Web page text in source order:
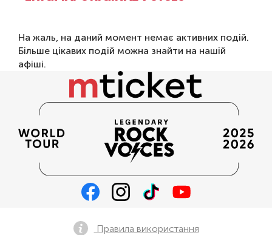
На жаль, на даний момент немає активних подій.
Більше цікавих подій можна знайти на нашій
афіші.
Правила використання